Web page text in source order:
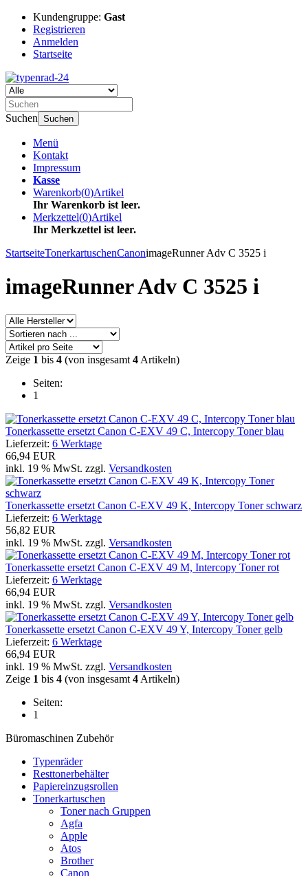
Kundengruppe: Gast
Registrieren
Anmelden
Startseite
Suchen Suchen
Menü
Kontakt
Impressum
Kasse
Warenkorb(0)Artikel
Ihr Warenkorb ist leer.
Merkzettel(0)Artikel
Ihr Merkzettel ist leer.
StartseiteTonerkartuschenCanonimageRunner Adv C 3525 i
imageRunner Adv C 3525 i
Zeige 1 bis 4 (von insgesamt 4 Artikeln)
Seiten:
1
Tonerkassette ersetzt Canon C-EXV 49 C, Intercopy Toner blau
Lieferzeit: 6 Werktage
66,94 EUR
inkl. 19 % MwSt. zzgl. Versandkosten
Tonerkassette ersetzt Canon C-EXV 49 K, Intercopy Toner schwarz
Lieferzeit: 6 Werktage
56,82 EUR
inkl. 19 % MwSt. zzgl. Versandkosten
Tonerkassette ersetzt Canon C-EXV 49 M, Intercopy Toner rot
Lieferzeit: 6 Werktage
66,94 EUR
inkl. 19 % MwSt. zzgl. Versandkosten
Tonerkassette ersetzt Canon C-EXV 49 Y, Intercopy Toner gelb
Lieferzeit: 6 Werktage
66,94 EUR
inkl. 19 % MwSt. zzgl. Versandkosten
Zeige 1 bis 4 (von insgesamt 4 Artikeln)
Seiten:
1
Büromaschinen Zubehör
Typenräder
Resttonerbehälter
Papiereinzugsrollen
Tonerkartuschen
Toner nach Gruppen
Agfa
Apple
Atos
Brother
Canon